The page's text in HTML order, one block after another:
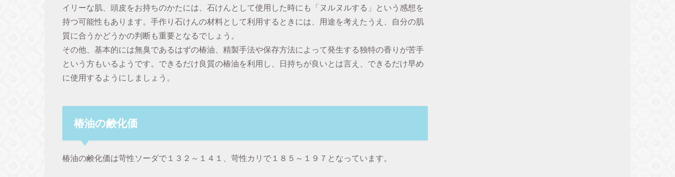
イリーな肌、頭皮をお持ちのかたには、石けんとして使用した時にも「ヌルヌルする」という感想を
持つ可能性もあります。手作り石けんの材料として利用するときには、用途を考えたうえ、自分の肌
質に合うかどうかの判断も重要となるでしょう。
その他、基本的には無臭であるはずの椿油、精製手法や保存方法によって発生する独特の香りが苦手
という方もいるようです。できるだけ良質の椿油を利用し、日持ちが良いとは言え、できるだけ早め
に使用するようにしましょう。
椿油の鹸化価
椿油の鹸化価は苛性ソーダで１３２～１４１、苛性カリで１８５～１９７となっています。